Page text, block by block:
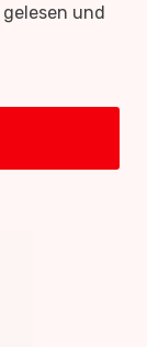
gelesen und